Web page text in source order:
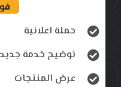
حملة اعلانية
توضيح خدمة
عرض المنتجات